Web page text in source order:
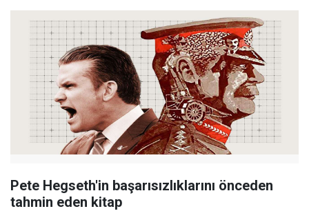
Pete Hegseth'in başarısızlıklarını önceden
tahmin eden kitap